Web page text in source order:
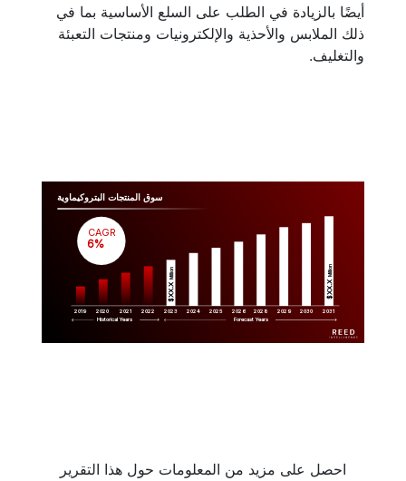
أيضًا بالزيادة في الطلب على السلع الأساسية بما في
ذلك الملابس والأحذية والإلكترونيات ومنتجات التعبئة
والتغليف.
سوق المنتجات البتروكيماوية
2019 2020 2021 2022 2023 2024 2025 2026 2028 2029 2030 2031
$XX.X
Million
$XX.X
Million
CAGR
6%
Historical Years Forecast Years
احصل على مزيد من المعلومات حول هذا التقرير